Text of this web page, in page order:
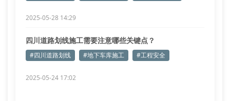
2025-05-28 14:29
四川道路划线施工需要注意哪些关键点？
#四川道路划线 #地下车库施工 #工程安全
2025-05-24 17:02